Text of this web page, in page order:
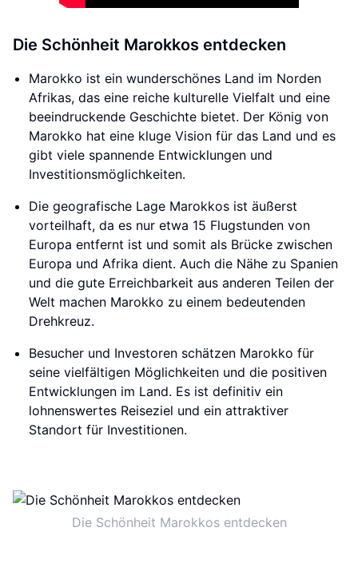
Die Schönheit Marokkos entdecken
Marokko ist ein wunderschönes Land im Norden
Afrikas, das eine reiche kulturelle Vielfalt und eine
beeindruckende Geschichte bietet. Der König von
Marokko hat eine kluge Vision für das Land und es
gibt viele spannende Entwicklungen und
Investitionsmöglichkeiten.
Die geografische Lage Marokkos ist äußerst
vorteilhaft, da es nur etwa 15 Flugstunden von
Europa entfernt ist und somit als Brücke zwischen
Europa und Afrika dient. Auch die Nähe zu Spanien
und die gute Erreichbarkeit aus anderen Teilen der
Welt machen Marokko zu einem bedeutenden
Drehkreuz.
Besucher und Investoren schätzen Marokko für
seine vielfältigen Möglichkeiten und die positiven
Entwicklungen im Land. Es ist definitiv ein
lohnenswertes Reiseziel und ein attraktiver
Standort für Investitionen.
Die Schönheit Marokkos entdecken